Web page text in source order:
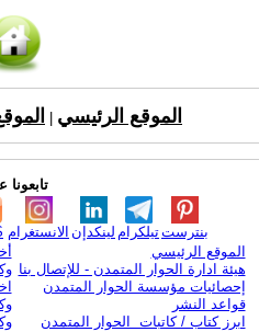
الموقع الرئيسي
تابعونا
الانستغرام لينكدإن تيلكرامبنترست
الموقع الرئيسي
هيئة ادارة الحوار المتمدن - للإتصال بنا
إحصائيات مؤسسة الحوار المتمدن
قواعد النشر
ابرز كتاب / كاتبات الحوار المتمدن